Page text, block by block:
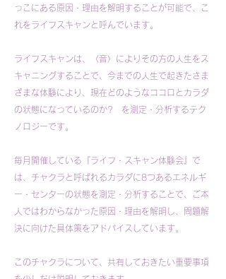
っこにある原因・理由を解明することが可能で、こ
れをライフスキャンと呼んでいます。
ライフスキャンは、〈音〉によりその方の人生をス
キャニングすることで、今までの人生で起きたさま
ざまな体験により、現在どのようなココロとカラダ
の状態になっているのか? を測定・分析するテク
ノロジーです。
毎月開催している『ライフ・スキャン体験会』で
は、チャクラと呼ばれるカラダに8つあるエネルギ
ー・センターの状態を測定・分析することで、ご本
人ではわからなかった原因・理由を解明し、問題解
決に向けた具体策をアドバイスしています。
このチャクラについて、共有しておきたい重要事項